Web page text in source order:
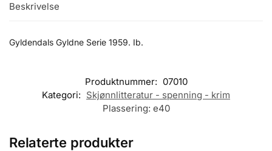
Beskrivelse
Gyldendals Gyldne Serie 1959. Ib.
Produktnummer: 07010
Kategori: Skjønnlitteratur - spenning - krim
Plassering: e40
Relaterte produkter